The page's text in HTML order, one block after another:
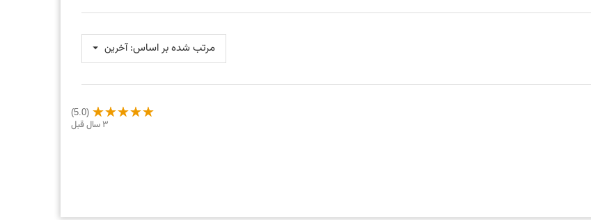
مرتب شده بر اساس: آخرین
(5.0)
3 سال قبل